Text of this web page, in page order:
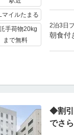
マイルたまる
手荷物20kg
まで無料
2泊3日
朝食付
◆割引
でさ